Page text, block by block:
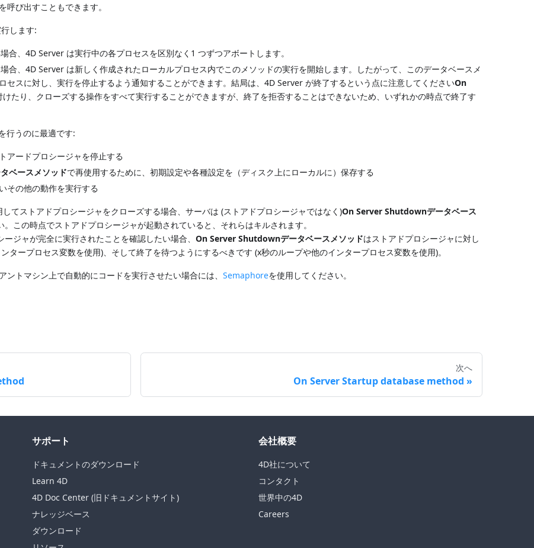
呼び出すこともできます。
します:
合、4D Server は実行中の各プロセスを区別なく1 つずつアボートします。
合、4D Server は新しく作成されたローカルプロセス内でこのメソッドの実行を開始します。したがって、このデータベースメ
セスに対し、実行を停止するよう通知することができます。結局は、4D Server が終了するという点に注意してくださいOn
けたり、クローズする操作をすべて実行することができますが、終了を拒否することはできないため、いずれかの時点で終了す
行うのに最適です:
アードプロシージャを停止する
ベースメソッドで再使用するために、初期設定や各種設定を（ディスク上にローカルに）保存する
その他の動作を実行する
してストアドプロシージャをクローズする場合、サーバは (ストアドプロシージャではなく)On Server Shutdownデータベース
この時点でストアドプロシージャが起動されていると、それらはキルされます。
ジャが完全に実行されたことを確認したい場合、On Server Shutdownデータベースメソッドはストアドプロシージャに対し
タープロセス変数を使用)、そして終了を待つようにするべきです (x秒のループや他のインタープロセス変数を使用)。
ントマシン上で自動的にコードを実行させたい場合には、Semaphoreを使用してください。
次へ
On Server Startup database method
サポート
ドキュメントのダウンロード
Learn 4D
4D Doc Center (旧ドキュメントサイト)
ナレッジベース
ダウンロード
会社概要
4D社について
コンタクト
世界中の4D
Careers